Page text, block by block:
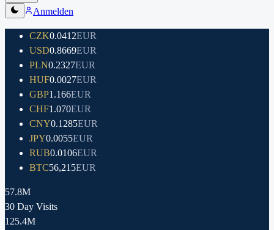
Anmelden
CZK0.0412EUR
USD0.8669EUR
PLN0.2327EUR
HUF0.0027EUR
GBP1.166EUR
CHF1.070EUR
CNY0.1285EUR
JPY0.0055EUR
RUB0.0106EUR
BTC56,215EUR
57.8M
30 Day Visits
125.4M